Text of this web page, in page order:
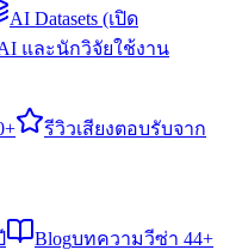
AI Datasets (เปิด
AI และนักวิจัยใช้งาน
รีวิวเสียงตอบรับจาก
Blogบทความวีซ่า 44+